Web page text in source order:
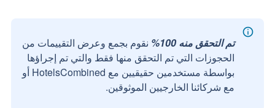
تم التحقق منه 100%
نقوم بجمع وعرض التقييمات من
الحجوزات التي تم التحقق منها فقط والتي تم إجراؤها
بواسطة مستخدمين حقيقيين مع HotelsCombined أو
مع شركائنا الخارجيين الموثوقين.